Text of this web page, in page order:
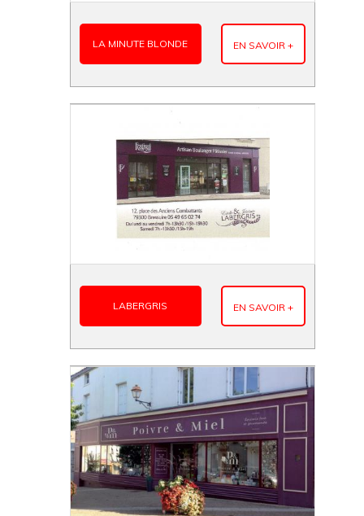
LA MINUTE BLONDE EN SAVOIR +
LABERGRIS EN SAVOIR +